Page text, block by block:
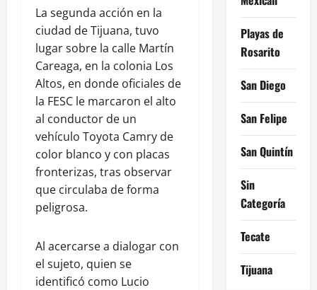
La segunda acción en la
ciudad de Tijuana, tuvo
lugar sobre la calle Martín
Careaga, en la colonia Los
Altos, en donde oficiales de
la FESC le marcaron el alto
al conductor de un
vehículo Toyota Camry de
color blanco y con placas
fronterizas, tras observar
que circulaba de forma
peligrosa.
Al acercarse a dialogar con
el sujeto, quien se
identificó como Lucio
Playas de
Rosarito
San Diego
San Felipe
San Quintín
Sin
Categoría
Tecate
Tijuana